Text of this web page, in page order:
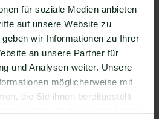
für soziale Medien anbieten
auf unsere Website zu
wir Informationen zu Ihrer
an unsere Partner für
und Analysen weiter. Unsere
möglicherweise mit
die Sie ihnen bereitgestellt
Ihrer Nutzung der Dienste
!
der Integration je nach
API Schnittstelle
allgemein gültige
im Folgenden, wie die
von OneHash und